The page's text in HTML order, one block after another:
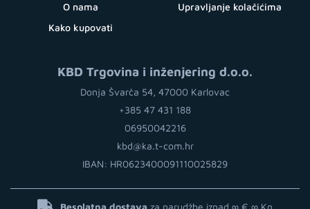
O nama
Kako kupovati
Upravljanje kolačićima
KBD Trgovina i inženjering d.o.o.
Donja Švarča 54, 47000 Karlovac
+385 47 431 188
06950042216
kbd@ka.t-com.hr
IBAN: HR0623400091110025829
Besplatna dostava za narudžbe iznad ∞ € ∞ Kn